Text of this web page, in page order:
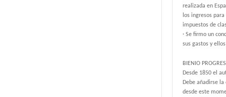
realizada en
los ingresos
impuestos de
· Se firmo un
sus gastos y
BIENIO
Desde 1850 el
Debe añadirse
desde este